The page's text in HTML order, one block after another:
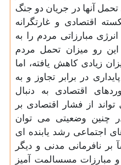
آنها در جریان دو جنگ
اقتصادی و غارتگرانه
مبارزاتی مردم را به
رو میزان تحمل مردم
زیادی کاهش یافته، اما
در برابر تجاوز و به
اقتصادی به دنبال
از فشار اقتصادی بر
چنین وضعیتی می توان
اجتماعی رشد یابنده ای
بر نافرمانی مدنی و دیگر
مبارزات مسسالمت آمیز